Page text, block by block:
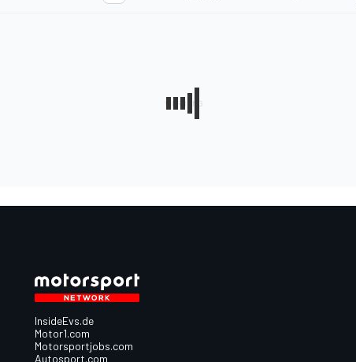
InsideEvs.de
Motor1.com
Motorsportjobs.com
Autosport.com